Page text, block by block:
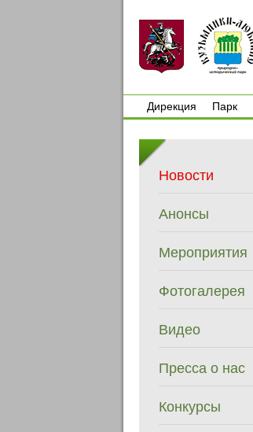
Дирекция
Парк
Новости
Анонсы
Мероприятия
Фотогалерея
Видео
Пресса о нас
Конкурсы